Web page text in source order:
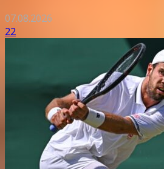
07.08.2026
22